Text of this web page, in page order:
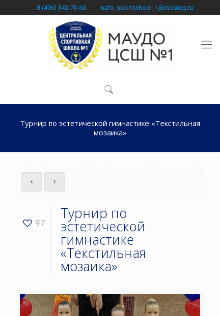
8 (496) 343-70-60 nafo_sportschool_1@mosreg.ru
Турнир по эстетической гимнастике «Текстильная
мозаика»
97
Турнир по
эстетической
гимнастике
«Текстильная
мозаика»